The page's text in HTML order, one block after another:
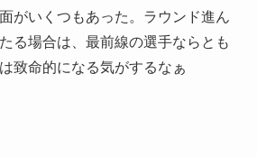
がいくつもあった。ラウンド進ん
る場合は、最前線の選手ならとも
致命的になる気がするなぁ